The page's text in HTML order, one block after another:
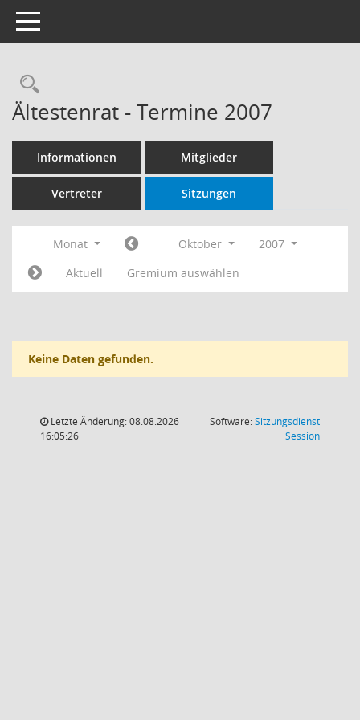
Toggle navigation
Rechercheauswahl
Ältestenrat - Termine 2007
Informationen Mitglieder
Vertreter Sitzungen
Monat Oktober
2007
Aktuell
Gremium auswählen
Keine Daten gefunden.
Letzte Änderung: 08.08.2026
16:05:26
Software:Sitzungsdienst
Session(Wird in